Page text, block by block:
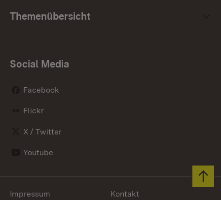
Themenübersicht
Social Media
Facebook
Flickr
X / Twitter
Youtube
Impressum Kontakt